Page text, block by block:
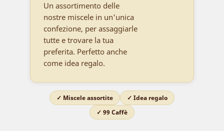
Un assortimento delle
nostre miscele in un'unica
confezione, per assaggiarle
tutte e trovare la tua
preferita. Perfetto anche
come idea regalo.
✓ Miscele assortite
✓ Idea regalo
✓ 99 Caffè